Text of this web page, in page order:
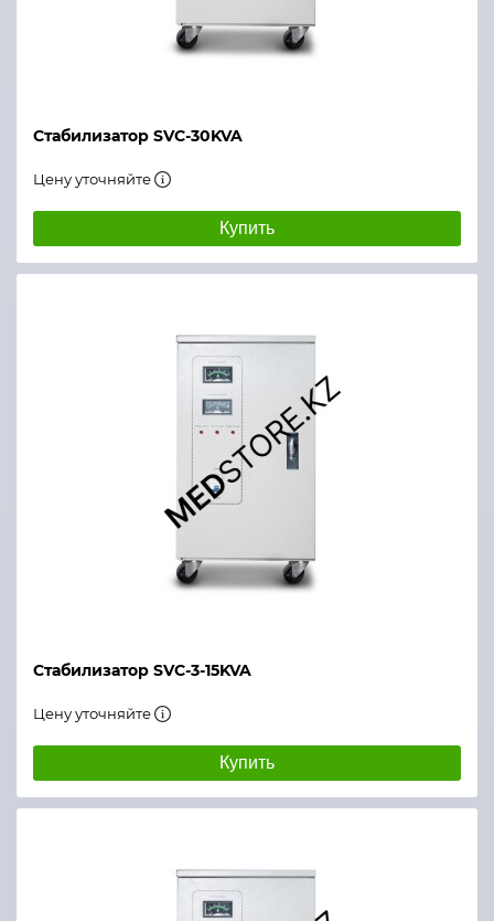
Стабилизатор SVC-30KVA
Цену уточняйте
Купить
Стабилизатор SVC-3-15KVA
Цену уточняйте
Купить